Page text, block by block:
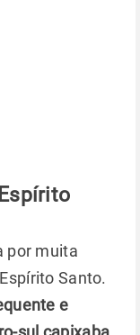
por muita
Santo.
e